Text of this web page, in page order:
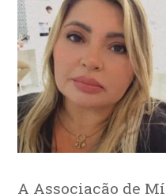
A Associação de